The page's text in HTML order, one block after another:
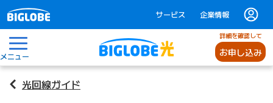
サービス 企業情報
メニュー
詳細を確認して
お申し込み
光回線ガイド